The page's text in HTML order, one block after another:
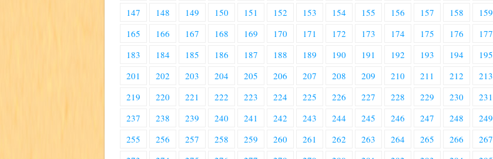
147
148 149 150 151 152 153 154 155 156 157 158 159
165
166 167 168 169 170 171 172 173 174 175 176 177
183
184 185 186 187 188 189 190 191 192 193 194 195
201
202 203 204 205 206 207 208 209 210 211 212 213
219
220 221 222 223 224 225 226 227 228 229 230 231
237
238 239 240 241 242 243 244 245 246 247 248 249
255
256 257 258 259 260 261 262 263 264 265 266 267